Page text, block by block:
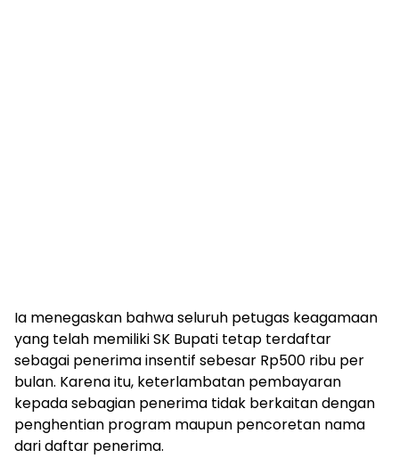
Ia menegaskan bahwa seluruh petugas keagamaan
yang telah memiliki SK Bupati tetap terdaftar
sebagai penerima insentif sebesar Rp500 ribu per
bulan. Karena itu, keterlambatan pembayaran
kepada sebagian penerima tidak berkaitan dengan
penghentian program maupun pencoretan nama
dari daftar penerima.